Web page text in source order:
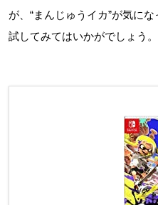
が、“まんじゅうイカ”が気に
試してみてはいかがでしょう。